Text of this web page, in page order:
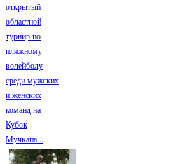
открытый
областной
турнир по
пляжному
волейболу
среди мужских
и женских
команд на
Кубок
Мучкапа...